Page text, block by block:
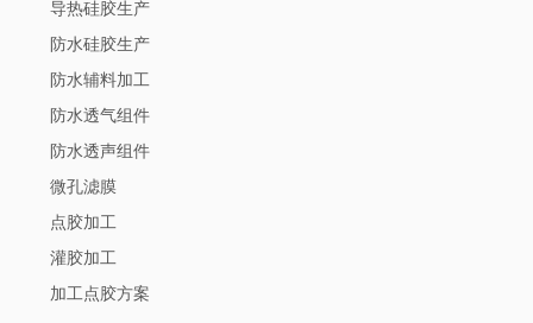
导热硅胶生产
防水硅胶生产
防水辅料加工
防水透气组件
防水透声组件
微孔滤膜
点胶加工
灌胶加工
加工点胶方案